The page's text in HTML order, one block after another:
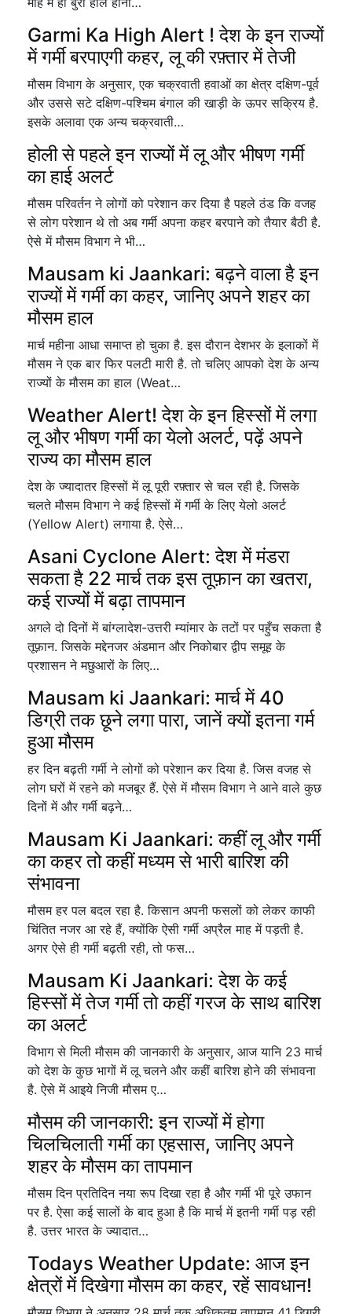
Garmi Ka High Alert ! देश के इन राज्यों
में गर्मी बरपाएगी कहर, लू की रफ़्तार में तेजी
मौसम विभाग के अनुसार, एक चक्रवाती हवाओं का क्षेत्र दक्षिण-पूर्व
और उससे सटे दक्षिण-पश्चिम बंगाल की खाड़ी के ऊपर सक्रिय है.
इसके अलावा एक अन्य चक्रवाती…
होली से पहले इन राज्यों में लू और भीषण गर्मी
का हाई अलर्ट
मौसम परिवर्तन ने लोगों को परेशान कर दिया है पहले ठंड कि वजह
से लोग परेशान थे तो अब गर्मी अपना कहर बरपाने को तैयार बैठी है.
ऐसे में मौसम विभाग ने भी…
Mausam ki Jaankari: बढ़ने वाला है इन
राज्यों में गर्मी का कहर, जानिए अपने शहर का
मौसम हाल
मार्च महीना आधा समाप्त हो चुका है. इस दौरान देशभर के इलाकों में
मौसम ने एक बार फिर पलटी मारी है. तो चलिए आपको देश के अन्य
राज्यों के मौसम का हाल (Weat…
Weather Alert! देश के इन हिस्सों में लगा
लू और भीषण गर्मी का येलो अलर्ट, पढ़ें अपने
राज्य का मौसम हाल
देश के ज्यादातर हिस्सों में लू पूरी रफ़्तार से चल रही है. जिसके
चलते मौसम विभाग ने कई हिस्सों में गर्मी के लिए येलो अलर्ट
(Yellow Alert) लगाया है. ऐसे…
Asani Cyclone Alert: देश में मंडरा
सकता है 22 मार्च तक इस तूफ़ान का खतरा,
कई राज्यों में बढ़ा तापमान
अगले दो दिनों में बांग्लादेश-उत्तरी म्यांमार के तटों पर पहुँच सकता है
तूफ़ान. जिसके मद्देनजर अंडमान और निकोबार द्वीप समूह के
प्रशासन ने मछुआरों के लिए…
Mausam ki Jaankari: मार्च में 40
डिग्री तक छूने लगा पारा, जानें क्यों इतना गर्म
हुआ मौसम
हर दिन बढ़ती गर्मी ने लोगों को परेशान कर दिया है. जिस वजह से
लोग घरों में रहने को मजबूर हैं. ऐसे में मौसम विभाग ने आने वाले कुछ
दिनों में और गर्मी बढ़ने…
Mausam Ki Jaankari: कहीं लू और गर्मी
का कहर तो कहीं मध्यम से भारी बारिश की
संभावना
मौसम हर पल बदल रहा है. किसान अपनी फसलों को लेकर काफी
चिंतित नजर आ रहे हैं, क्योंकि ऐसी गर्मी अप्रैल माह में पड़ती है.
अगर ऐसे ही गर्मी बढ़ती रही, तो फस…
Mausam Ki Jaankari: देश के कई
हिस्सों में तेज गर्मी तो कहीं गरज के साथ बारिश
का अलर्ट
विभाग से मिली मौसम की जानकारी के अनुसार, आज यानि 23 मार्च
को देश के कुछ भागों में लू चलने और कहीं बारिश होने की संभावना
है. ऐसे में आइये निजी मौसम ए…
मौसम की जानकारी: इन राज्यों में होगा
चिलचिलाती गर्मी का एहसास, जानिए अपने
शहर के मौसम का तापमान
मौसम दिन प्रतिदिन नया रूप दिखा रहा है और गर्मी भी पूरे उफान
पर है. ऐसा कई सालों के बाद हुआ है कि मार्च में इतनी गर्मी पड़ रही
है. उत्तर भारत के ज्यादात…
Todays Weather Update: आज इन
क्षेत्रों में दिखेगा मौसम का कहर, रहें सावधान!